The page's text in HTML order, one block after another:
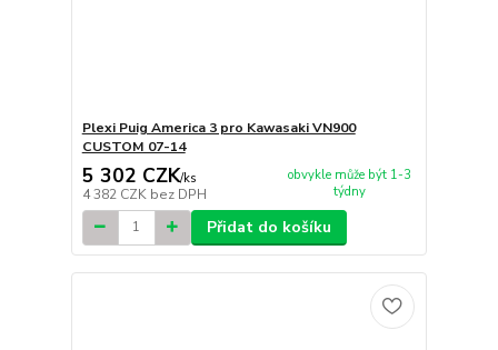
Plexi Puig America 3 pro Kawasaki VN900
CUSTOM 07-14
5 302 CZK/ks
4 382 CZK bez DPH
obvykle může být 1-3
týdny
Přidat do košíku